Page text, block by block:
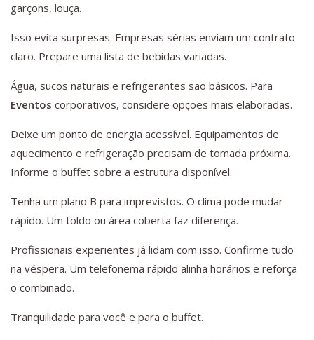
garçons, louça.
Isso evita surpresas. Empresas sérias enviam um contrato
claro. Prepare uma lista de bebidas variadas.
Água, sucos naturais e refrigerantes são básicos. Para
Eventos corporativos, considere opções mais elaboradas.
Deixe um ponto de energia acessível. Equipamentos de
aquecimento e refrigeração precisam de tomada próxima.
Informe o buffet sobre a estrutura disponível.
Tenha um plano B para imprevistos. O clima pode mudar
rápido. Um toldo ou área coberta faz diferença.
Profissionais experientes já lidam com isso. Confirme tudo
na véspera. Um telefonema rápido alinha horários e reforça
o combinado.
Tranquilidade para você e para o buffet.